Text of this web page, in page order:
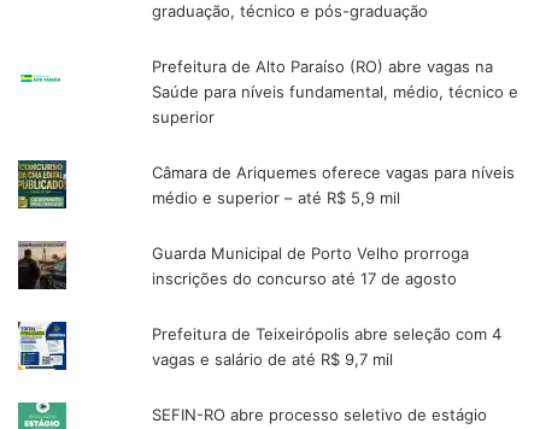
graduação, técnico e pós-graduação
Prefeitura de Alto Paraíso (RO) abre vagas na
Saúde para níveis fundamental, médio, técnico e
superior
Câmara de Ariquemes oferece vagas para níveis
médio e superior – até R$ 5,9 mil
Guarda Municipal de Porto Velho prorroga
inscrições do concurso até 17 de agosto
Prefeitura de Teixeirópolis abre seleção com 4
vagas e salário de até R$ 9,7 mil
SEFIN-RO abre processo seletivo de estágio